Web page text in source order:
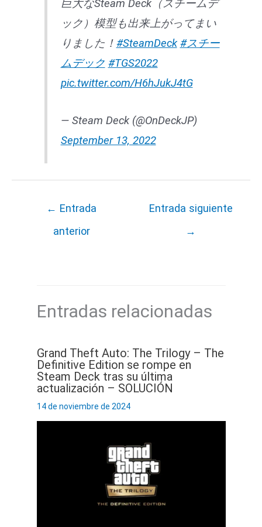
巨大なSteam Deck（スチームデ
ック）模型も出来上がってまい
りました！ #SteamDeck #スチー
ムデック #TGS2022
pic.twitter.com/H6hJukJ4tG
— Steam Deck (@OnDeckJP)
September 13, 2022
← Entrada
anterior
Entrada siguiente
→
Entradas relacionadas
Grand Theft Auto: The Trilogy – The
Definitive Edition se rompe en
Steam Deck tras su última
actualización – SOLUCIÓN
14 de noviembre de 2024